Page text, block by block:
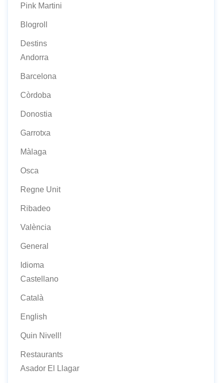
Pink Martini
Blogroll
Destins
Andorra
Barcelona
Còrdoba
Donostia
Garrotxa
Màlaga
Osca
Regne Unit
Ribadeo
València
General
Idioma
Castellano
Català
English
Quin Nivell!
Restaurants
Asador El Llagar